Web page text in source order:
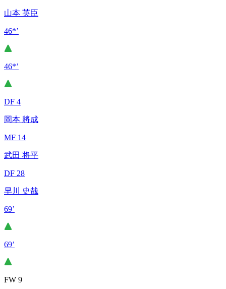
山本 英臣
46*’
46*’
DF 4
岡本 將成
MF 14
武田 将平
DF 28
早川 史哉
69’
69’
FW 9